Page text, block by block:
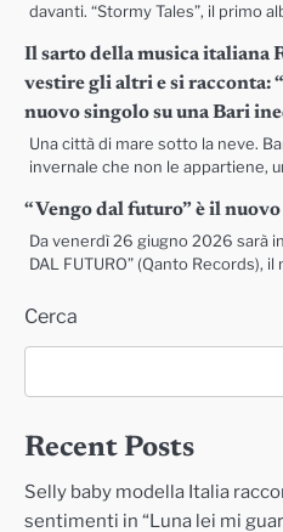
davanti. “Stormy Tales”, il primo
Il sarto della musica italiana
vestire gli altri e si racconta:
nuovo singolo su una Bari
Una città di mare sotto la neve.
invernale che non le appartiene,
“Vengo dal futuro” è il
Da venerdì 26 giugno 2026 sarà
DAL FUTURO” (Qanto Records),
Cerca
Recent Posts
Selly baby modella Italia
sentimenti in “Luna lei mi